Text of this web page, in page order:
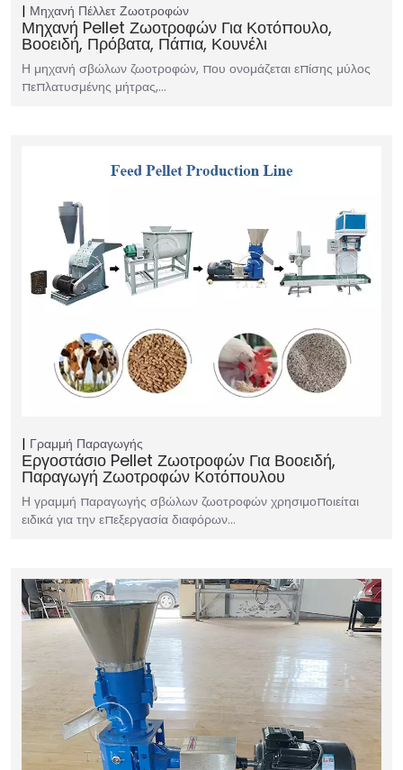
Μηχανή Πέλλετ Ζωοτροφών
Μηχανή Pellet Ζωοτροφών Για Κοτόπουλο,
Βοοειδή, Πρόβατα, Πάπια, Κουνέλι
Η μηχανή σβώλων ζωοτροφών, που ονομάζεται επίσης μύλος
πεπλατυσμένης μήτρας,…
Γραμμή Παραγωγής
Εργοστάσιο Pellet Ζωοτροφών Για Βοοειδή,
Παραγωγή Ζωοτροφών Κοτόπουλου
Η γραμμή παραγωγής σβώλων ζωοτροφών χρησιμοποιείται
ειδικά για την επεξεργασία διαφόρων…